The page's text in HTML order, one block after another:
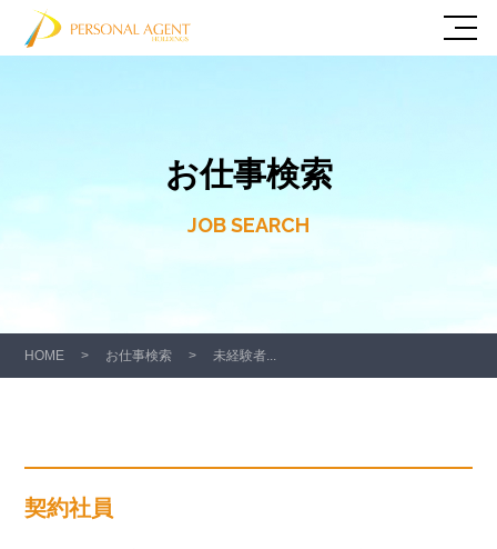
お仕事検索
JOB SEARCH
HOME > お仕事検索 > 未経験者...
契約社員